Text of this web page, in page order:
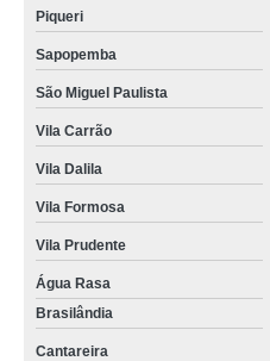
Piqueri
Sapopemba
São Miguel Paulista
Vila Carrão
Vila Dalila
Vila Formosa
Vila Prudente
Água Rasa
Brasilândia
Cantareira